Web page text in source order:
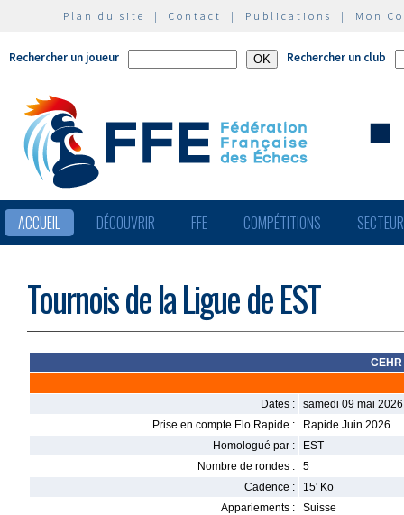
Plan du site | Contact | Publications | Mon
Rechercher un joueur Rechercher un club
ACCUEIL DÉCOUVRIR FFE COMPÉTITIONS
Tournois de la Ligue de EST
Dates :
samedi 09 mai
Prise en compte Elo Rapide :
Rapide Juin 2026
Homologué par :
EST
Nombre de rondes :
5
Cadence :
15' Ko
Appariements :
Suisse